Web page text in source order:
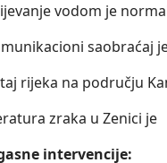
vodom je
saobraćaj
rijeka na području
zraka u Zenici je
intervencije: